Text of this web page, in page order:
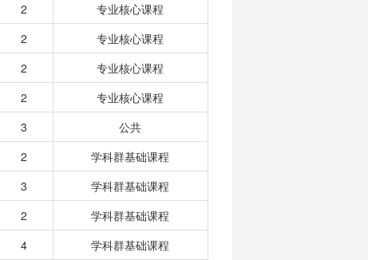
2
专业核心课程
2
专业核心课程
2
专业核心课程
2
专业核心课程
3
公共
2
学科群基础课程
3
学科群基础课程
2
学科群基础课程
4
学科群基础课程